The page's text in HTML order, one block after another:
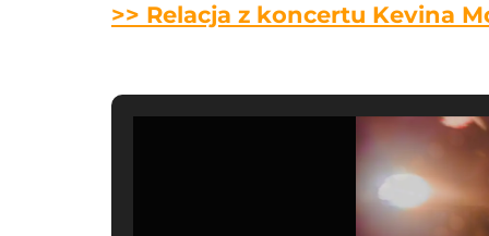
>> Relacja z koncertu Kevina